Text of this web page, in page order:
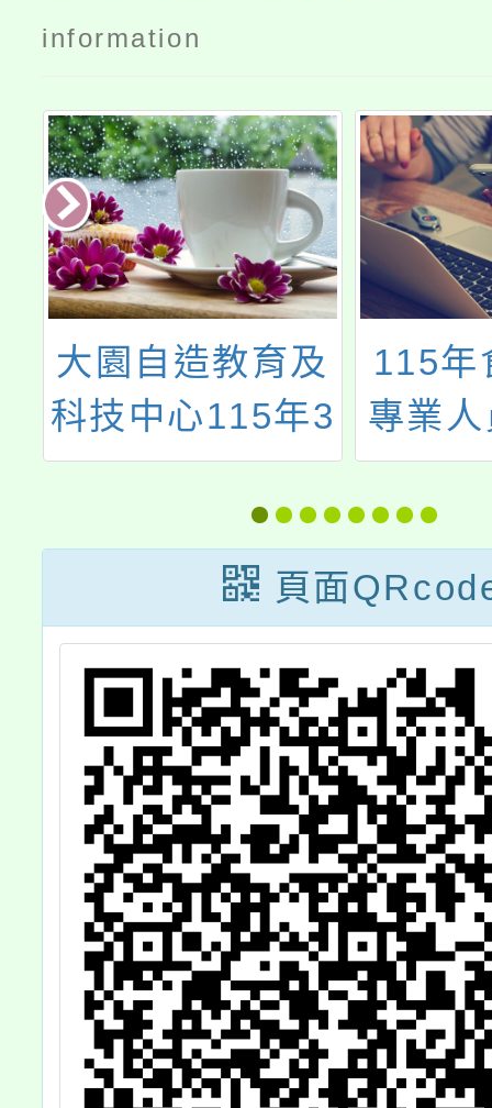
計畫
information
育及
年3
能研
115年食農教育
專業人員在職訓
練課程
頁面